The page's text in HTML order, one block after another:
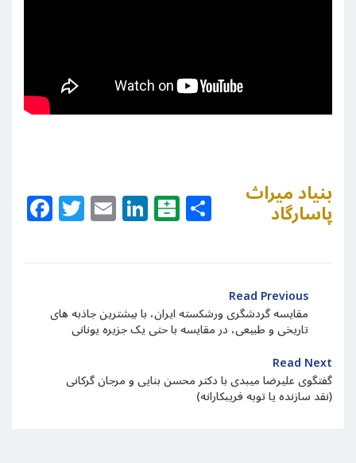
Facebook
Twitter
EmailLinkedIn
Balatarin
Share
بنیاد میراث
پاسارگاد
Read Previous
مقایسه گردشگری ورشکسته ایران، با بیشترین جاذبه های
تاریخی و طبیعی، در مقایسه با حتی یک جزیره یونانی
Read Next
گفتگوی علیرضا میبدی با دکتر محسن بنایی و مرجان گرکانی
(نقد سازنده یا توبه فریبکارانه)